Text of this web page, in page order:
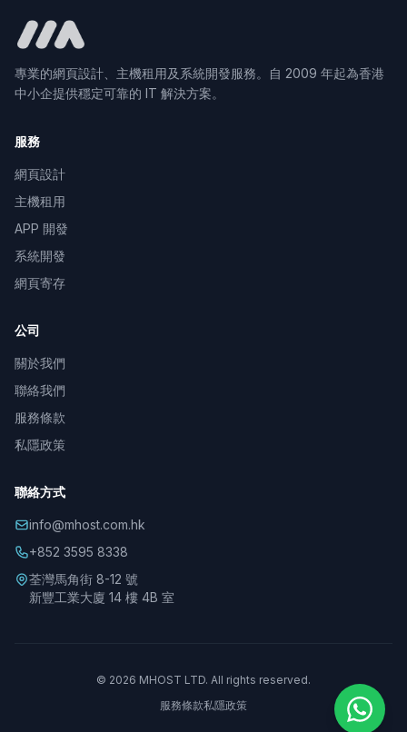
專業的網頁設計、主機租用及系統開發服務。自 2009 年起為香港
中小企提供穩定可靠的 IT 解決方案。
服務
網頁設計
主機租用
APP 開發
系統開發
網頁寄存
公司
關於我們
聯絡我們
服務條款
私隱政策
聯絡方式
info@mhost.com.hk
+852 3595 8338
荃灣馬角街 8-12 號
新豐工業大廈 14 樓 4B 室
© 2026 MHOST LTD. All rights reserved.
服務條款私隱政策